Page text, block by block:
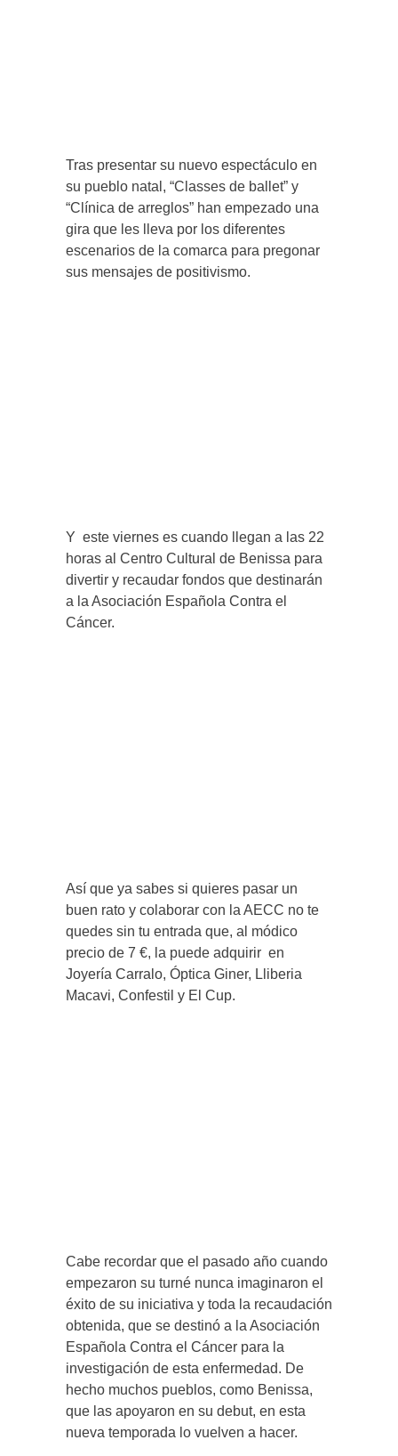
Tras presentar su nuevo espectáculo en
su pueblo natal, “Classes de ballet” y
“Clínica de arreglos” han empezado una
gira que les lleva por los diferentes
escenarios de la comarca para pregonar
sus mensajes de positivismo.
Y este viernes es cuando llegan a las 22
horas al Centro Cultural de Benissa para
divertir y recaudar fondos que destinarán
a la Asociación Española Contra el
Cáncer.
Así que ya sabes si quieres pasar un
buen rato y colaborar con la AECC no te
quedes sin tu entrada que, al módico
precio de 7 €, la puede adquirir en
Joyería Carralo, Óptica Giner, Lliberia
Macavi, Confestil y El Cup.
Cabe recordar que el pasado año cuando
empezaron su turné nunca imaginaron el
éxito de su iniciativa y toda la recaudación
obtenida, que se destinó a la Asociación
Española Contra el Cáncer para la
investigación de esta enfermedad. De
hecho muchos pueblos, como Benissa,
que las apoyaron en su debut, en esta
nueva temporada lo vuelven a hacer.